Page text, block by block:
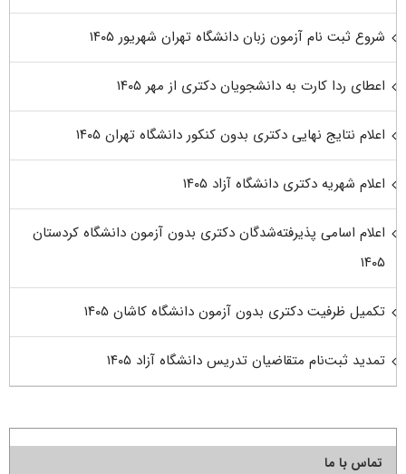
شروع ثبت نام آزمون زبان دانشگاه تهران شهریور ۱۴۰۵
اعطای ردا کارت به دانشجویان دکتری از مهر ۱۴۰۵
اعلام نتایج نهایی دکتری بدون کنکور دانشگاه تهران ۱۴۰۵
اعلام شهریه دکتری دانشگاه آزاد ۱۴۰۵
اعلام اسامی پذیرفته‌شدگان دکتری بدون آزمون دانشگاه کردستان
۱۴۰۵
تکمیل ظرفیت دکتری بدون آزمون دانشگاه کاشان ۱۴۰۵
تمدید ثبت‌نام متقاضیان تدریس دانشگاه آزاد ۱۴۰۵
تماس با ما